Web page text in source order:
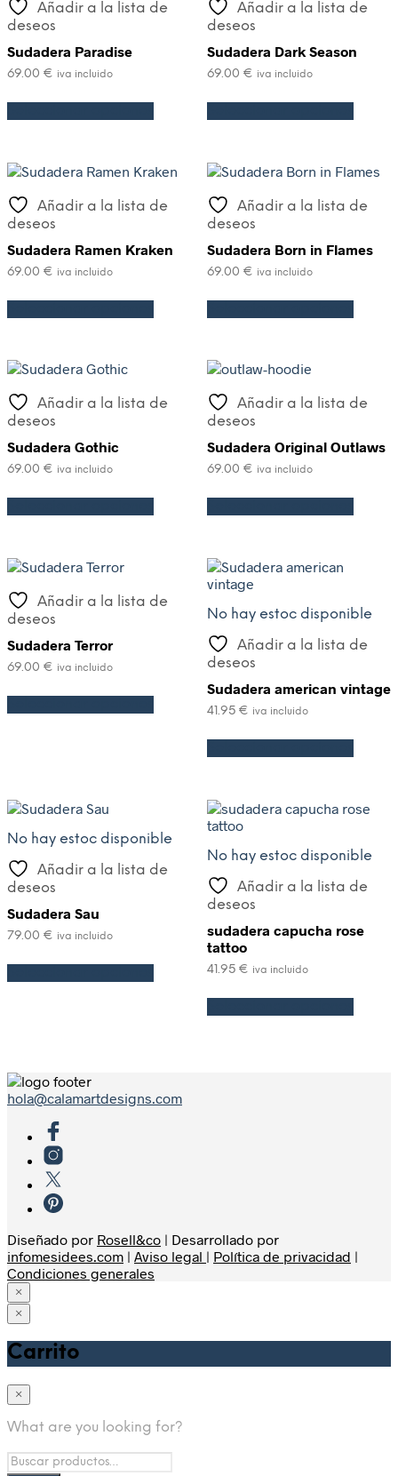
Añadir a la lista de
deseos
Sudadera Paradise
69.00 € iva incluido
Añadir a la lista de
deseos
Sudadera Dark Season
69.00 € iva incluido
Añadir a la lista de
deseos
Sudadera Ramen Kraken
69.00 € iva incluido
Añadir a la lista de
deseos
Sudadera Born in Flames
69.00 € iva incluido
Añadir a la lista de
deseos
Sudadera Gothic
69.00 € iva incluido
Añadir a la lista de
deseos
Sudadera Original Outlaws
69.00 € iva incluido
Añadir a la lista de
deseos
Sudadera Terror
69.00 € iva incluido
No hay estoc disponible
Añadir a la lista de
deseos
Sudadera american vintage
41.95 € iva incluido
No hay estoc disponible
Añadir a la lista de
deseos
Sudadera Sau
79.00 € iva incluido
No hay estoc disponible
Añadir a la lista de
deseos
sudadera capucha rose
tattoo
41.95 € iva incluido
hola@calamartdesigns.com
Diseñado por Rosell&co | Desarrollado por
infomesidees.com | Aviso legal | Política de privacidad |
Condiciones generales
×
×
Home
Shop
Hombre
Mujer
Kids
Tirantes
Carrito
×
What are you looking for?